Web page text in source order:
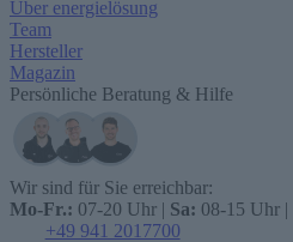
Über energielösung
Team
Hersteller
Magazin
Persönliche Beratung & Hilfe
Wir sind für Sie erreichbar:
Mo-Fr.: 07-20 Uhr | Sa: 08-15 Uhr |
+49 941 2017700